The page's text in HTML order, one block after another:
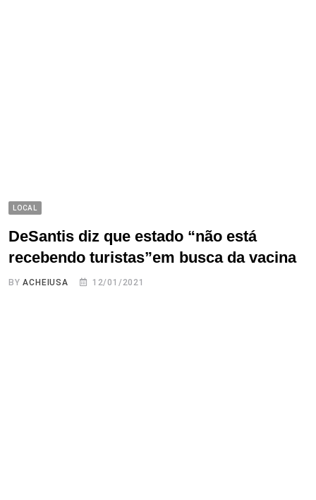
LOCAL
DeSantis diz que estado “não está
recebendo turistas”em busca da vacina
BYACHEIUSA 12/01/2021